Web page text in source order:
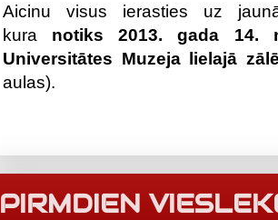
Aicinu visus ierasties uz
kura notiks 2013. gada 14.
Universitātes Muzeja lielajā
aulas).
PIRMDIEN